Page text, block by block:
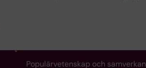
Populärvetenskap och samverkan